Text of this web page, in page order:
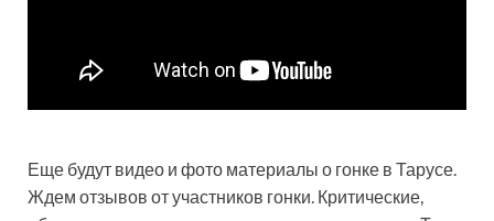
Еще будут видео и фото материалы о гонке в Тарусе.
Ждем отзывов от участников гонки. Критические,